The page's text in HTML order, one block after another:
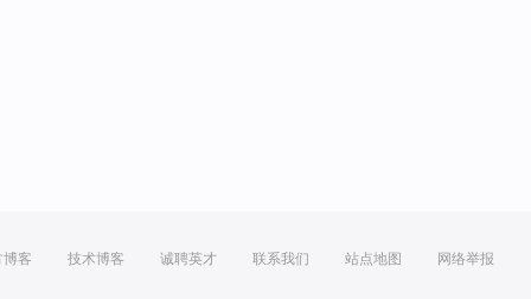
博客 技术博客 诚聘英才 联系我们 站点地图 网络举报